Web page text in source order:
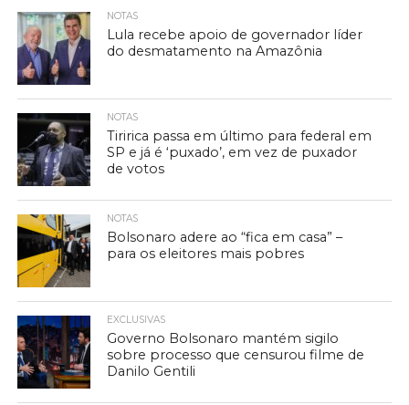
NOTAS
Lula recebe apoio de governador líder
do desmatamento na Amazônia
NOTAS
Tiririca passa em último para federal em
SP e já é ‘puxado’, em vez de puxador
de votos
NOTAS
Bolsonaro adere ao “fica em casa” –
para os eleitores mais pobres
EXCLUSIVAS
Governo Bolsonaro mantém sigilo
sobre processo que censurou filme de
Danilo Gentili